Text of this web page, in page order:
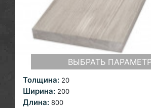
ВЫБРАТЬ
Толщина: 20
Ширина: 200
Длина: 800